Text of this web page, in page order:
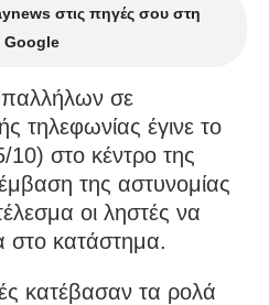
στις πηγές σου στη
Google
σε
τηλεφωνίας έγινε το
10) στο κέντρο της
της αστυνομίας
οι ληστές να
κατάστημα.
κατέβασαν τα ρολά